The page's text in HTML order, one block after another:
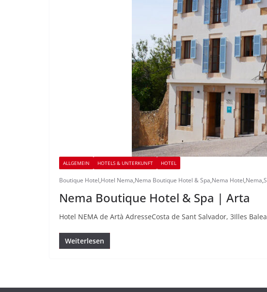
ALLGEMEIN HOTELS & UNTERKUNFT HOTEL
Boutique Hotel,Hotel Nema,Nema Boutique Hotel & Spa,Nema Hotel,Nema,
Nema Boutique Hotel & Spa | Arta
Hotel NEMA de Artà AdresseCosta de Sant Salvador, 3Illes
Weiterlesen